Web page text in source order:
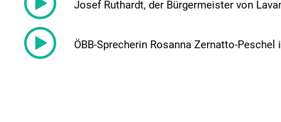
Josef Ruthardt, der Bürgermeister von
ÖBB-Sprecherin Rosanna Zernatto-